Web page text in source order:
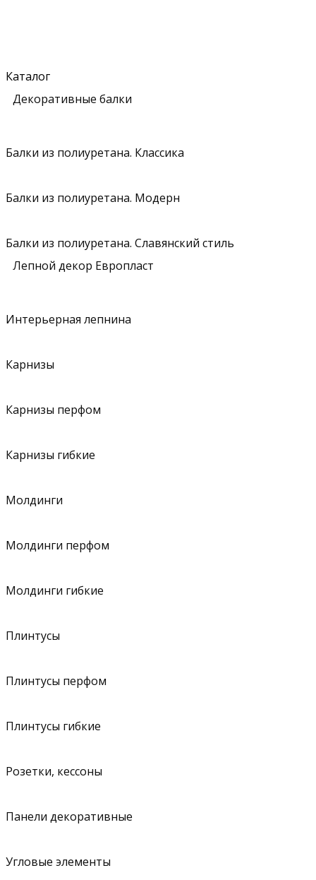
Каталог
Декоративные балки
Балки из полиуретана. Классика
Балки из полиуретана. Модерн
Балки из полиуретана. Славянский стиль
Лепной декор Европласт
Интерьерная лепнина
Карнизы
Карнизы перфом
Карнизы гибкие
Молдинги
Молдинги перфом
Молдинги гибкие
Плинтусы
Плинтусы перфом
Плинтусы гибкие
Розетки, кессоны
Панели декоративные
Угловые элементы